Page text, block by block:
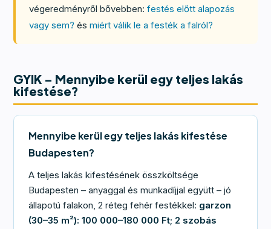
végeredményről bővebben:festés előtt alapozás
vagy sem? ésmiért válik le a festék a falról?
GYIK – Mennyibe kerül egy teljes lakás
kifestése?
Mennyibe kerül egy teljes lakás kifestése
Budapesten?
A teljes lakás kifestésének összköltsége
Budapesten – anyaggal és munkadíjjal együtt – jó
állapotú falakon, 2 réteg fehér festékkel: garzon
(30–35 m²): 100 000–180 000 Ft; 2 szobás